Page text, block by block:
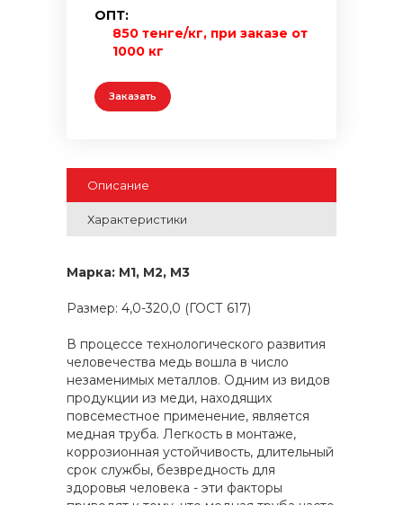
ОПТ:
850 тенге/кг, при заказе от
1000 кг
Заказать
Описание
Характеристики
Марка: М1, М2, М3
Размер: 4,0-320,0 (ГОСТ 617)
В процессе технологического развития
человечества медь вошла в число
незаменимых металлов. Одним из видов
продукции из меди, находящих
повсеместное применение, является
медная труба. Легкость в монтаже,
коррозионная устойчивость, длительный
срок службы, безвредность для
здоровья человека - эти факторы